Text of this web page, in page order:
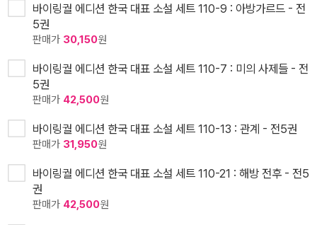
바이링궐 에디션 한국 대표 소설 세트 110-9 : 아방가르드 - 전
5권
판매가 30,150원
바이링궐 에디션 한국 대표 소설 세트 110-7 : 미의 사제들 - 전
5권
판매가 42,500원
바이링궐 에디션 한국 대표 소설 세트 110-13 : 관계 - 전5권
판매가 31,950원
바이링궐 에디션 한국 대표 소설 세트 110-21 : 해방 전후 - 전5
권
판매가 42,500원